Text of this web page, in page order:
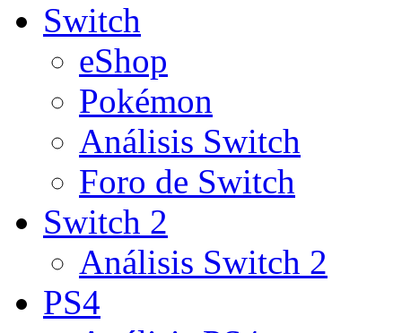
Switch
eShop
Pokémon
Análisis Switch
Foro de Switch
Switch 2
Análisis Switch 2
PS4